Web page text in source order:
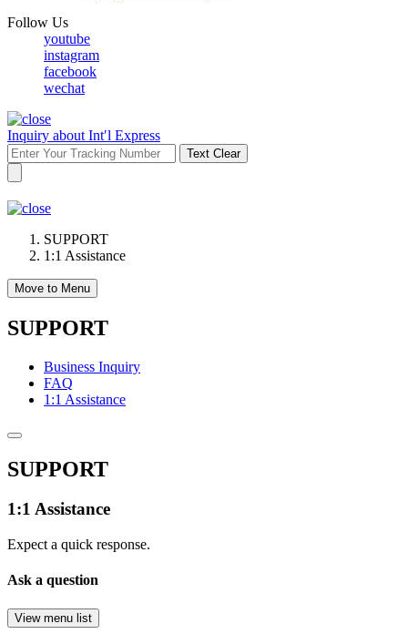
Follow Us
youtube
instagram
facebook
wechat
Inquiry about Int′l Express
Text Clear
SUPPORT
1:1 Assistance
Move to Menu
SUPPORT
Business Inquiry
FAQ
1:1 Assistance
SUPPORT
1:1 Assistance
Expect a quick response.
Ask a question
View menu list